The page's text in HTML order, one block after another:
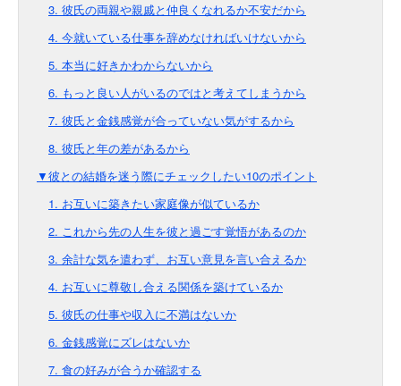
3. 彼氏の両親や親戚と仲良くなれるか不安だから
4. 今就いている仕事を辞めなければいけないから
5. 本当に好きかわからないから
6. もっと良い人がいるのではと考えてしまうから
7. 彼氏と金銭感覚が合っていない気がするから
8. 彼氏と年の差があるから
▼彼との結婚を迷う際にチェックしたい10のポイント
1. お互いに築きたい家庭像が似ているか
2. これから先の人生を彼と過ごす覚悟があるのか
3. 余計な気を遣わず、お互い意見を言い合えるか
4. お互いに尊敬し合える関係を築けているか
5. 彼氏の仕事や収入に不満はないか
6. 金銭感覚にズレはないか
7. 食の好みが合うか確認する